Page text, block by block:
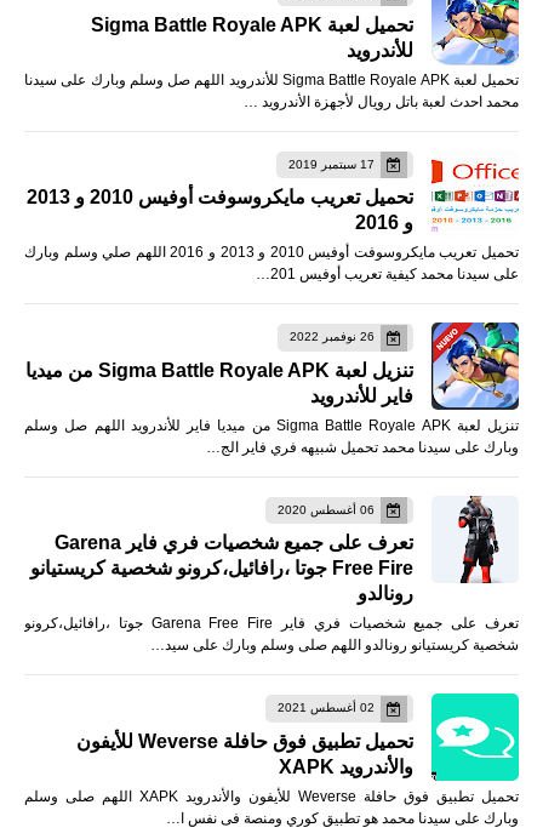
تحميل لعبة Sigma Battle Royale APK
للأندرويد
تحميل لعبة Sigma Battle Royale APK للأندرويد اللهم صل وسلم وبارك على سيدنا
محمد احدث لعبة باتل رويال لأجهزة الأندرويد …
17 سبتمبر 2019
تحميل تعريب مايكروسوفت أوفيس 2010 و 2013
و 2016
تحميل تعريب مايكروسوفت أوفيس 2010 و 2013 و 2016 اللهم صلي وسلم وبارك
على سيدنا محمد كيفية تعريب أوفيس 201…
26 نوفمبر 2022
تنزيل لعبة Sigma Battle Royale APK من ميديا
فاير للأندرويد
تنزيل لعبة Sigma Battle Royale APK من ميديا فاير للأندرويد اللهم صل وسلم
وبارك على سيدنا محمد تحميل شبيهه فري فاير الج…
06 أغسطس 2020
تعرف على جميع شخصيات فري فاير Garena
Free Fire جوتا ،رافائيل،كرونو شخصية كريستيانو
رونالدو
تعرف على جميع شخصيات فري فاير Garena Free Fire جوتا ،رافائيل،كرونو
شخصية كريستيانو رونالدو اللهم صلى وسلم وبارك على سيد…
02 أغسطس 2021
تحميل تطبيق فوق حافلة Weverse للأيفون
والأندرويد XAPK
تحميل تطبيق فوق حافلة Weverse للأيفون والأندرويد XAPK اللهم صلى وسلم
وبارك على سيدنا محمد هو تطبيق كوري ومنصة فى نفس ا…